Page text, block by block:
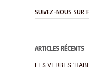
SUIVEZ-NOUS SUR
ARTICLES RÉCENTS
LES VERBES